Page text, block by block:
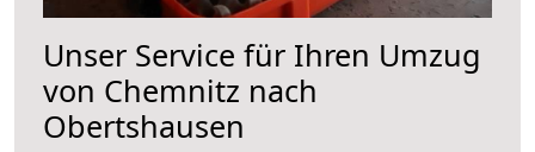
Unser Service für Ihren Umzug
von Chemnitz nach
Obertshausen